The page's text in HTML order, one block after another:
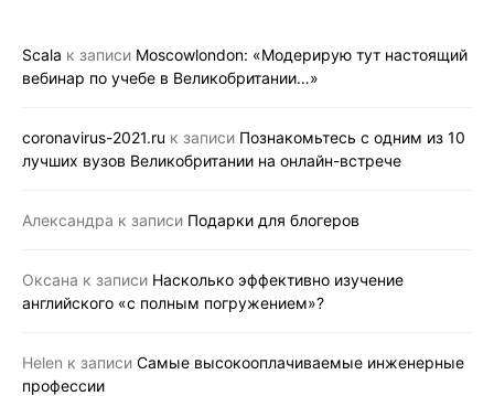
Scala к записи Moscowlondon: «Модерирую тут настоящий
вебинар по учебе в Великобритании…»
coronavirus-2021.ru к записи Познакомьтесь с одним из 10
лучших вузов Великобритании на онлайн-встрече
Александра к записи Подарки для блогеров
Оксана к записи Насколько эффективно изучение
английского «с полным погружением»?
Helen к записи Самые высокооплачиваемые инженерные
профессии